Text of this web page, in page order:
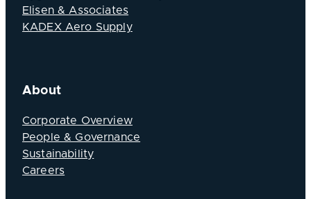
Elisen & Associates
KADEX Aero Supply
About
Corporate Overview
People & Governance
Sustainability
Careers